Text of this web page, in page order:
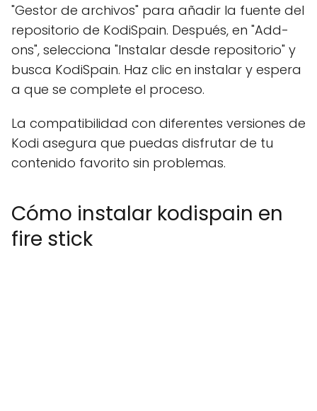
"Gestor de archivos" para añadir la fuente del
repositorio de KodiSpain. Después, en "Add-
ons", selecciona "Instalar desde repositorio" y
busca KodiSpain. Haz clic en instalar y espera
a que se complete el proceso.
La compatibilidad con diferentes versiones de
Kodi asegura que puedas disfrutar de tu
contenido favorito sin problemas.
Cómo instalar kodispain en
fire stick